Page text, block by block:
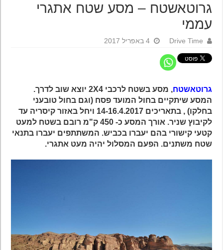
גרוטאשטח – מסע שטח אתגרי
עממי
Drive Time 4 באפריל 2017
גרוטאשטח
, מסע בשטח לרכבי 2X4 יוצא שוב לדרך.
המסע שיתקיים בחול המועד פסח (וגם בחול טובעני
בחלקו) , בתאריכים 14-16.4.2017 ויחל באזור קיסריה עד
לקיבוץ שניר. אורך המסע כ- 450 ק"מ רובם בשטח למעט
קטעי קישורי בהם יעברו בכביש. המשתתפים יעברו בתנאי
שטח משתנים. הפעם המסלול יהיה מעט אתגרי.